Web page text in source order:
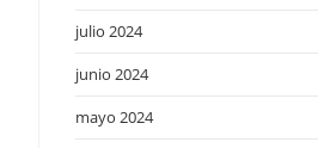
julio 2024
junio 2024
mayo 2024